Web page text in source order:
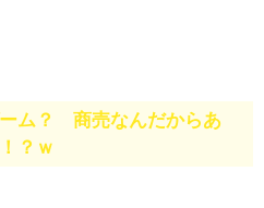
ム？ 商売なんだからあ
？ｗ